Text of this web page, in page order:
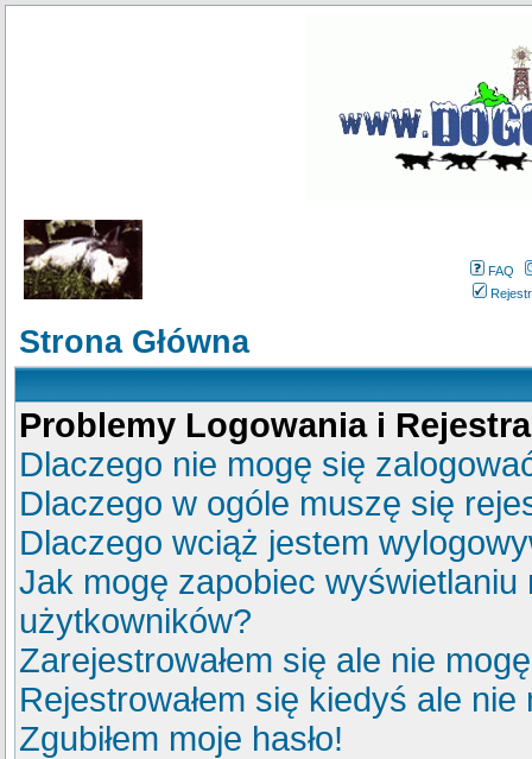
FAQ
Strona Główna
Problemy Logowania i
Dlaczego nie mogę się
Dlaczego w ogóle muszę się
Dlaczego wciąż jestem
Jak mogę zapobiec
użytkowników?
Zarejestrowałem się ale nie
Rejestrowałem się kiedyś ale
Zgubiłem moje hasło!